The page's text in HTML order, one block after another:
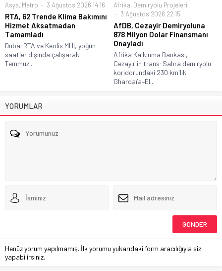
Asya, Metro 3 Ağustos 2026 14:16
RTA, 62 Trende Klima Bakımını
Hizmet Aksatmadan
Tamamladı
Dubai RTA ve Keolis MHI, yoğun
saatler dışında çalışarak
Temmuz...
Afrika, Demiryolu Projeleri
3 Ağustos 2026 22:15
AfDB, Cezayir Demiryoluna
878 Milyon Dolar Finansmanı
Onayladı
Afrika Kalkınma Bankası,
Cezayir'in trans-Sahra demiryolu
koridorundaki 230 km'lik
Ghardaïa–El...
YORUMLAR
Henüz yorum yapılmamış. İlk yorumu yukarıdaki form aracılığıyla siz
yapabilirsiniz.